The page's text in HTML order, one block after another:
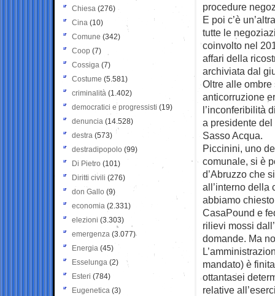
procedure
E poi c’è
tutte le
coinvolto nel
affari della
archiviata dal
Oltre alle
anticorruzione
l’inconferibilità
a presidente
Sasso Acqua.
Piccinini, uno
comunale, si è
d’Abruzzo che
all’interno della
abbiamo
CasaPound e
rilievi mossi
domande. Ma
mandato) è
ottantasei
relative
Chiesa (276)
Cina (10)
Comune (342)
Coop (7)
Cossiga (7)
Costume (5.581)
criminalità (1.402)
democratici e progressisti (19)
denuncia (14.528)
destra (573)
destradipopolo (99)
Di Pietro (101)
Diritti civili (276)
don Gallo (9)
economia (2.331)
elezioni (3.303)
emergenza (3.077)
Energia (45)
Esselunga (2)
Esteri (784)
Eugenetica (3)